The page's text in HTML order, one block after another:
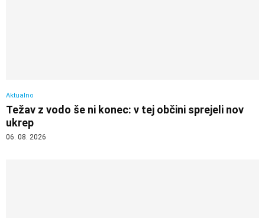
Aktualno
Težav z vodo še ni konec: v tej občini sprejeli nov
ukrep
06. 08. 2026